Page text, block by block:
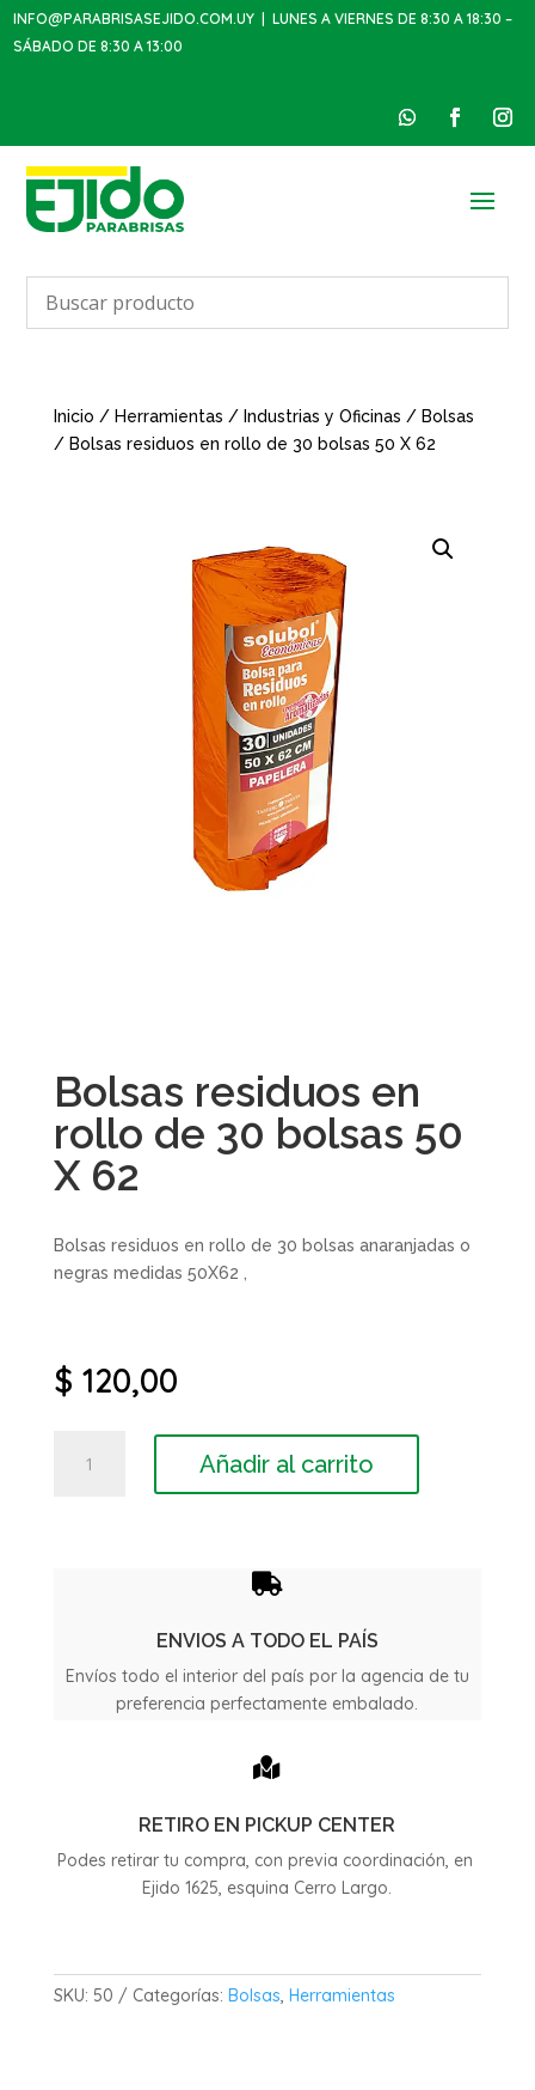
INFO@PARABRISASEJIDO.COM.UY | LUNES A VIERNES DE 8:30 A 18:30 –
SÁBADO DE 8:30 A 13:00
Inicio / Herramientas / Industrias y Oficinas / Bolsas
/ Bolsas residuos en rollo de 30 bolsas 50 X 62
Bolsas residuos en
rollo de 30 bolsas 50
X 62
Bolsas residuos en rollo de 30 bolsas anaranjadas o
negras medidas 50X62 ,
$ 120,00
residuos
cantidad
Añadir al carrito

ENVIOS A TODO EL PAÍS
Envíos todo el interior del país por la agencia de tu
preferencia perfectamente embalado.

RETIRO EN PICKUP CENTER
Podes retirar tu compra, con previa coordinación, en
Ejido 1625, esquina Cerro Largo.
SKU: 50 Categorías: Bolsas, Herramientas